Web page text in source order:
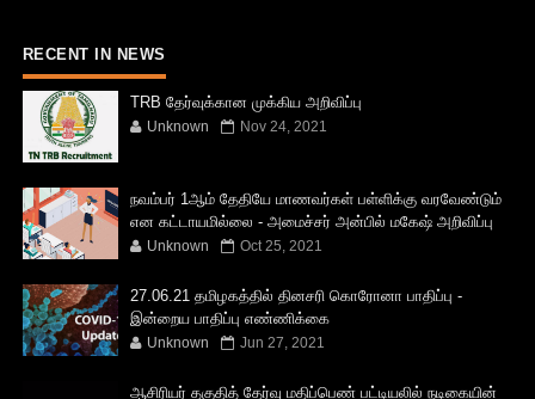
RECENT IN NEWS
TRB தேர்வுக்கான முக்கிய அறிவிப்பு
Unknown Nov 24, 2021
நவம்பர் 1ஆம் தேதியே மாணவர்கள் பள்ளிக்கு வரவேண்டும்
என கட்டாயமில்லை - அமைச்சர் அன்பில் மகேஷ் அறிவிப்பு
Unknown Oct 25, 2021
27.06.21 தமிழகத்தில் தினசரி கொரோனா பாதிப்பு -
இன்றைய பாதிப்பு எண்ணிக்கை
Unknown Jun 27, 2021
ஆசிரியர் தகுதித் தேர்வு மதிப்பெண் பட்டியலில் நடிகையின்